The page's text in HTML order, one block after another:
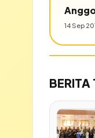
14 Sep
BERITA